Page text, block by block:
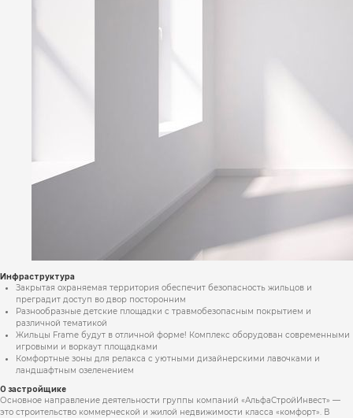
Инфраструктура
Закрытая охраняемая территория обеспечит безопасность жильцов и
преградит доступ во двор посторонним
Разнообразные детские площадки с травмобезопасным покрытием и
различной тематикой
Жильцы Frame будут в отличной форме! Комплекс оборудован современными
игровыми и воркаут площадками
Комфортные зоны для релакса с уютными дизайнерскими лавочками и
ландшафтным озеленением
О застройщике
Основное направление деятельности группы компаний «АльфаСтройИнвест» —
это строительство коммерческой и жилой недвижимости класса «комфорт». В